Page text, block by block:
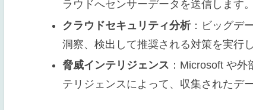
ラウドへセンサーデータを送信します。
クラウドセキュリティ分析：ビッグデ
洞察、検出して推奨される対策を実行し
脅威インテリジェンス ：Microsoft や
テリジェンスによって、収集されたデ